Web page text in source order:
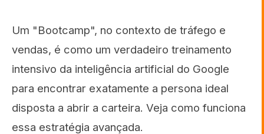
Um "Bootcamp", no contexto de tráfego e
vendas, é como um verdadeiro treinamento
intensivo da inteligência artificial do Google
para encontrar exatamente a persona ideal
disposta a abrir a carteira. Veja como funciona
essa estratégia avançada.